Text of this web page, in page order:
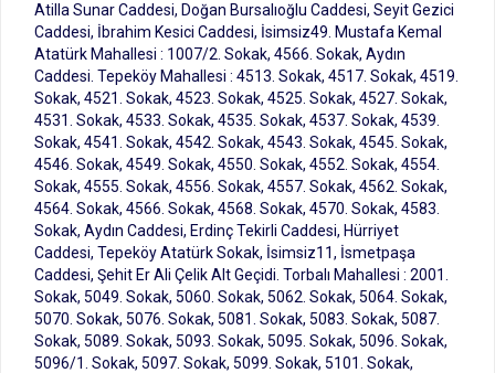
Atilla Sunar Caddesi, Doğan Bursalıoğlu Caddesi, Seyit Gezici
Caddesi, İbrahim Kesici Caddesi, İsimsiz49. Mustafa Kemal
Atatürk Mahallesi : 1007/2. Sokak, 4566. Sokak, Aydın
Caddesi. Tepeköy Mahallesi : 4513. Sokak, 4517. Sokak, 4519.
Sokak, 4521. Sokak, 4523. Sokak, 4525. Sokak, 4527. Sokak,
4531. Sokak, 4533. Sokak, 4535. Sokak, 4537. Sokak, 4539.
Sokak, 4541. Sokak, 4542. Sokak, 4543. Sokak, 4545. Sokak,
4546. Sokak, 4549. Sokak, 4550. Sokak, 4552. Sokak, 4554.
Sokak, 4555. Sokak, 4556. Sokak, 4557. Sokak, 4562. Sokak,
4564. Sokak, 4566. Sokak, 4568. Sokak, 4570. Sokak, 4583.
Sokak, Aydın Caddesi, Erdinç Tekirli Caddesi, Hürriyet
Caddesi, Tepeköy Atatürk Sokak, İsimsiz11, İsmetpaşa
Caddesi, Şehit Er Ali Çelik Alt Geçidi. Torbalı Mahallesi : 2001.
Sokak, 5049. Sokak, 5060. Sokak, 5062. Sokak, 5064. Sokak,
5070. Sokak, 5076. Sokak, 5081. Sokak, 5083. Sokak, 5087.
Sokak, 5089. Sokak, 5093. Sokak, 5095. Sokak, 5096. Sokak,
5096/1. Sokak, 5097. Sokak, 5099. Sokak, 5101. Sokak,